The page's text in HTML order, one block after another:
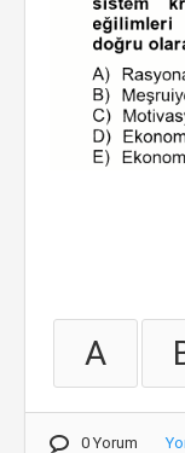
A
0 Yorum